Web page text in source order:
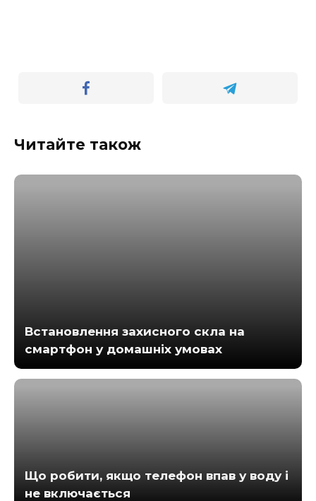
Читайте також
Встановлення захисного скла на
смартфон у домашніх умовах
Що робити, якщо телефон впав у воду і
не включається